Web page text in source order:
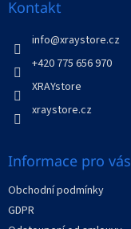
Kontakt
info@xraystore.cz
+420 775 656 970
XRAYstore
xraystore.cz
Informace pro vás
Obchodní podmínky
GDPR